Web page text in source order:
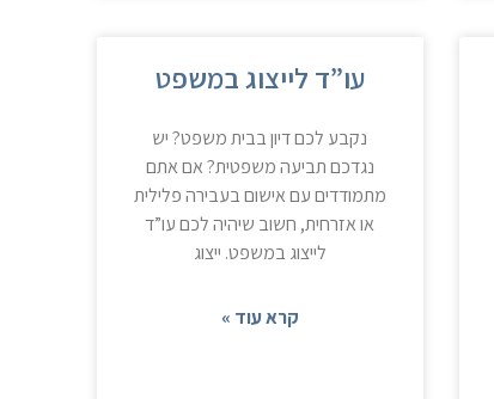
עו”ד לייצוג במשפט
נקבע לכם דיון בבית משפט? יש
נגדכם תביעה משפטית? אם אתם
מתמודדים עם אישום בעבירה פלילית
או אזרחית, חשוב שיהיה לכם עו”ד
לייצוג במשפט. ייצוג
קרא עוד »